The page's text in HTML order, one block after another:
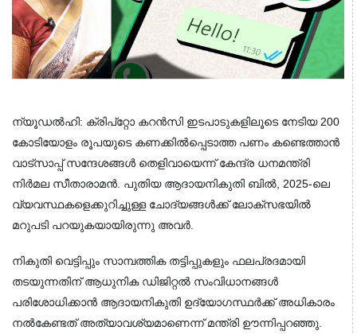
ന്യൂഡൽഹി: ക്രിപ്റ്റോ കറൻസി ഇടപാടുകളിലൂടെ നേടിയ 200
കോടിയോളം രൂപയുടെ കണക്കിൽപ്പെടാത്ത പണം കണ്ടെത്താൻ
വാട്സാപ്പ് സന്ദേശങ്ങൾ തെളിവായെന്ന് കേന്ദ്ര ധനമന്ത്രി
നിർമല സീതാരാമൻ. പുതിയ ആദായനികുതി ബിൽ, 2025-ലെ
വ്യവസ്ഥകളെക്കുറിച്ചുള്ള ചോദ്യങ്ങൾക്ക് ലോക്സഭയിൽ
മറുപടി പറയുകയായിരുന്നു അവർ.
നികുതി വെട്ടിപ്പും സാമ്പത്തിക തട്ടിപ്പുകളും ഫലപ്രദമായി
തടയുന്നതിന് ആധുനിക ഡിജിറ്റൽ സംവിധാനങ്ങൾ
പരിശോധിക്കാൻ ആദായനികുതി ഉദ്യോഗസ്ഥർക്ക് അധികാരം
നൽകേണ്ടത് അത്യാവശ്യമാണെന്ന് മന്ത്രി ഊന്നിപ്പറഞ്ഞു.